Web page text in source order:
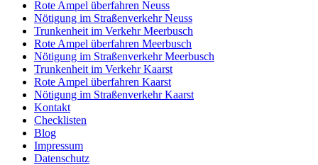
Rote Ampel überfahren Neuss
Nötigung im Straßenverkehr Neuss
Trunkenheit im Verkehr Meerbusch
Rote Ampel überfahren Meerbusch
Nötigung im Straßenverkehr Meerbusch
Trunkenheit im Verkehr Kaarst
Rote Ampel überfahren Kaarst
Nötigung im Straßenverkehr Kaarst
Kontakt
Checklisten
Blog
Impressum
Datenschutz